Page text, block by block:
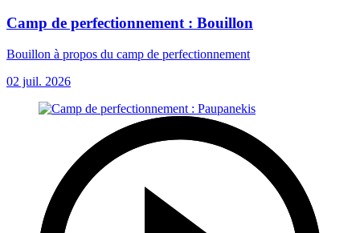
Camp de perfectionnement : Bouillon
Bouillon à propos du camp de perfectionnement
02 juil. 2026